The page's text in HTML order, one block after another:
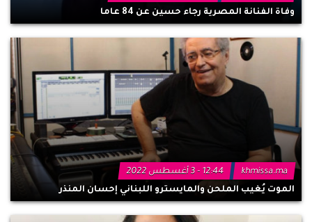
وفاة الفنانة المصرية رجاء حسين عن 84 عاما
khmissa.ma
12:44 - 3 أغسطس 2022
الموت يُغيب الملحن والمايسترو اللبناني إحسان المنذر